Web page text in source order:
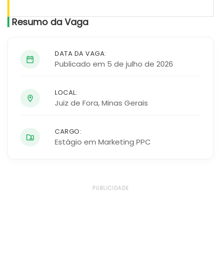
Resumo da Vaga
DATA DA VAGA:
Publicado em 5 de julho de 2026
LOCAL:
Juiz de Fora,Minas Gerais
CARGO:
Estágio em Marketing PPC
PUBLICIDADE